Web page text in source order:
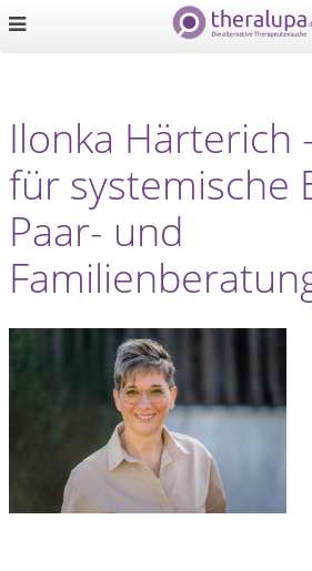
Ilonka Härterich
für systemische
Paar- und